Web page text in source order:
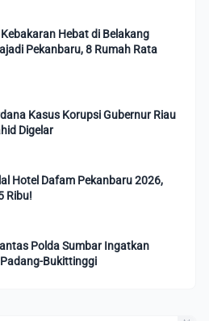
Kebakaran Hebat di Belakang
Pekanbaru, 8 Rumah Rata
Kasus Korupsi Gubernur Riau
Digelar
Hotel Dafam Pekanbaru 2026,
Ribu!
Polda Sumbar Ingatkan
Bukittinggi